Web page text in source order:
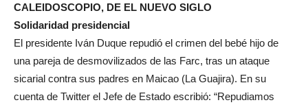
CALEIDOSCOPIO, DE EL NUEVO SIGLO
Solidaridad presidencial
El presidente Iván Duque repudió el crimen del bebé hijo de
una pareja de desmovilizados de las Farc, tras un ataque
sicarial contra sus padres en Maicao (La Guajira). En su
cuenta de Twitter el Jefe de Estado escribió: “Repudiamos